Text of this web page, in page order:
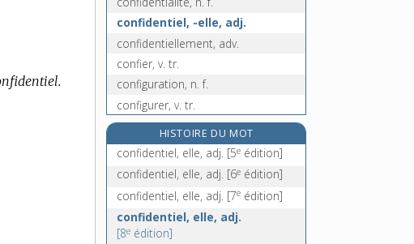
confidentiel, -elle, adj.
confidentiellement, adv.
confier, v. tr.
configuration, n. f.
configurer, v. tr.
confinement, n. m.
confiner, v. tr. et intr.
confins, n. m. pl.
confirmand, -ande, n.
HISTOIRE DU MOT
confidentiel, elle, adj. [5e édition]
confidentiel, elle, adj. [6e édition]
confidentiel, elle, adj. [7e édition]
confidentiel, elle, adj.
[8e édition]